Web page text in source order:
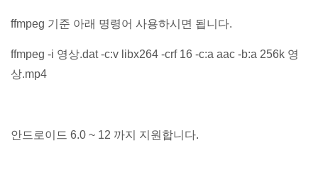
ffmpeg 기준 아래 명령어 사용하시면 됩니다.
ffmpeg -i 영상.dat -c:v libx264 -crf 16 -c:a aac -b:a 256k 영
상.mp4
안드로이드 6.0 ~ 12 까지 지원합니다.